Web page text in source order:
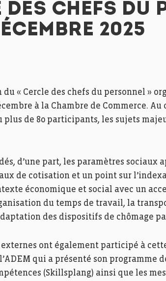
DES CHEFS DU
2025
du « Cercle des chefs du personnel »
à la Chambre de Commerce.
de 80 participants, les sujets
d’une part, les paramètres sociaux
de cotisation et un point sur
économique et social avec un
du temps de travail, la
des dispositifs de chômage
ont également participé à
qui a présenté son programme
(Skillsplang) ainsi que les